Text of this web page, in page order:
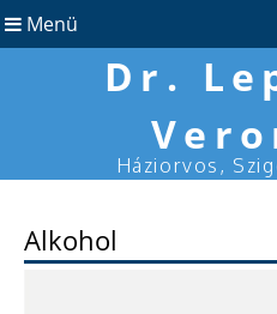
Menü
Dr.
Háziorvos,
Alkohol